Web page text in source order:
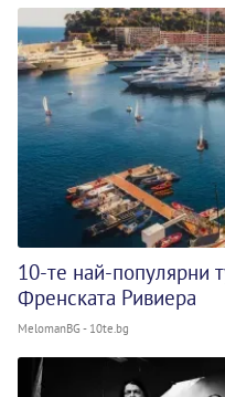
10-те най-популярни
Френската Ривиера
MelomanBG - 10te.bg